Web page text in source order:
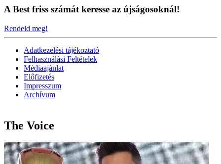
A Best friss számát keresse az újságosoknál!
Rendeld meg!
Adatkezelési tájékoztató
Felhasználási Feltételek
Médiaajánlat
Előfizetés
Impresszum
Archívum
The Voice